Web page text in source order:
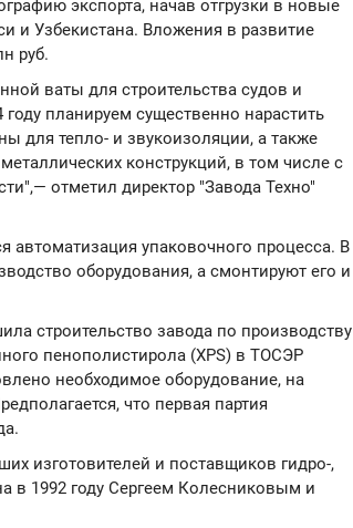
экспорта, начав отгрузки в новые
и Узбекистана. Вложения в развитие
руб.
ваты для строительства судов и
планируем существенно нарастить
для тепло- и звукоизоляции, а также
конструкций, в том числе с
отметил директор "Завода Техно"
автоматизация упаковочного процесса. В
оборудования, а смонтируют его и
строительство завода по производству
пенополистирола (XPS) в ТОСЭР
необходимое оборудование, на
что первая партия
изготовителей и поставщиков гидро-,
в 1992 году Сергеем Колесниковым и